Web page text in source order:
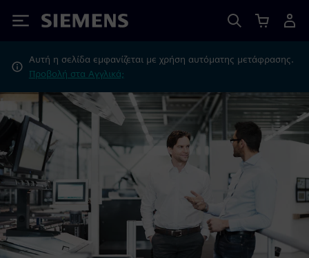
Siemens
Αυτή η σελίδα εμφανίζεται με χρήση αυτόματης μετάφρασης.
Προβολή στα Αγγλικά;